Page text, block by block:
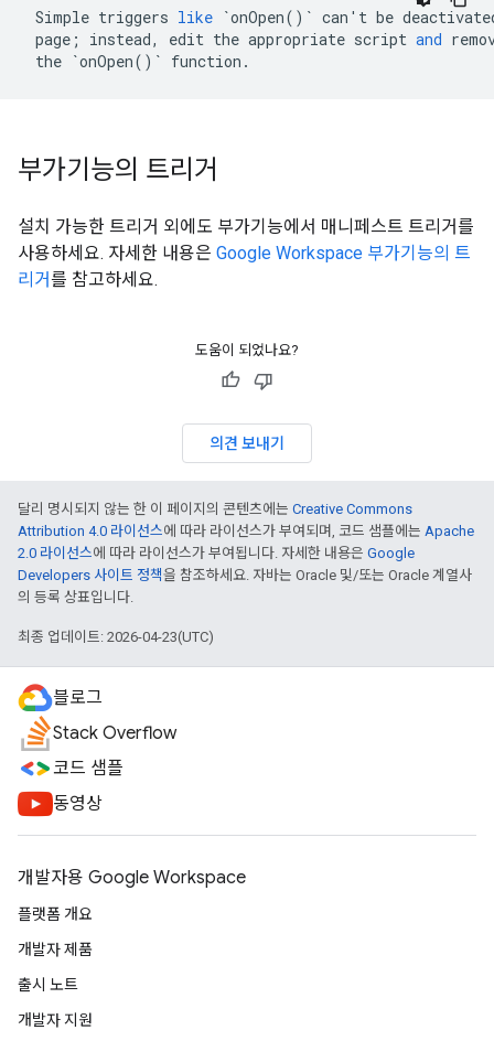
Simple triggers like `onOpen() ` can ' t be
page ; instead, edit the appropriate script and
the `onOpen() ` function .
부가기능의 트리거
설치 가능한 트리거 외에도 부가기능에서 매니페스트 트리거를
사용하세요. 자세한 내용은 Google Workspace 부가기능의 트
리거를 참고하세요.
도움이 되었나요?
의견 보내기
달리 명시되지 않는 한 이 페이지의 콘텐츠에는 Creative Commons
Attribution 4.0 라이선스에 따라 라이선스가 부여되며, 코드 샘플에는 Apache
2.0 라이선스에 따라 라이선스가 부여됩니다. 자세한 내용은 Google
Developers 사이트 정책을 참조하세요. 자바는 Oracle 및/또는 Oracle 계열사
의 등록 상표입니다.
최종 업데이트: 2026-04-23(UTC)
블로그
Stack Overflow
코드 샘플
동영상
개발자용 Google Workspace
플랫폼 개요
개발자 제품
출시 노트
개발자 지원